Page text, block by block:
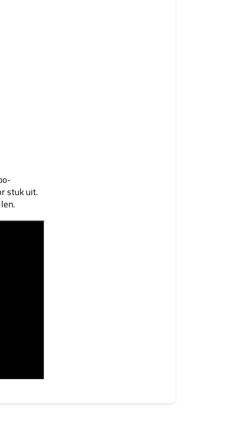
stuk uit.